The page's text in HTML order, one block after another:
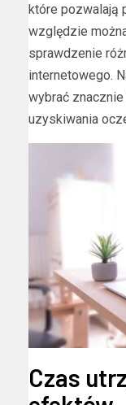
które pozwalają
względzie
sprawdzenie
internetowego.
wybrać
uzyskiwania
Czas